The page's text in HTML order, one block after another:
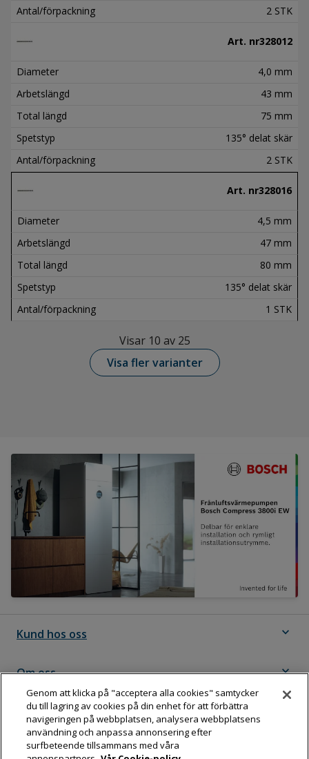
Antal/förpackning
2 STK
Art. nr328012
Diameter
4,0 mm
Arbetslängd
43 mm
Total längd
75 mm
Spetstyp
135° delat skär
Antal/förpackning
2 STK
Art. nr328016
Diameter
4,5 mm
Arbetslängd
47 mm
Total längd
80 mm
Spetstyp
135° delat skär
Antal/förpackning
1 STK
Visar 10 av 25
Visa fler varianter
Kund hos oss expand_more
Om oss expand_more
Följ Dahl
Genom att klicka på "acceptera alla cookies" samtycker
du till lagring av cookies på din enhet för att förbättra
navigeringen på webbplatsen, analysera webbplatsens
användning och anpassa annonsering efter
surfbeteende tillsammans med våra